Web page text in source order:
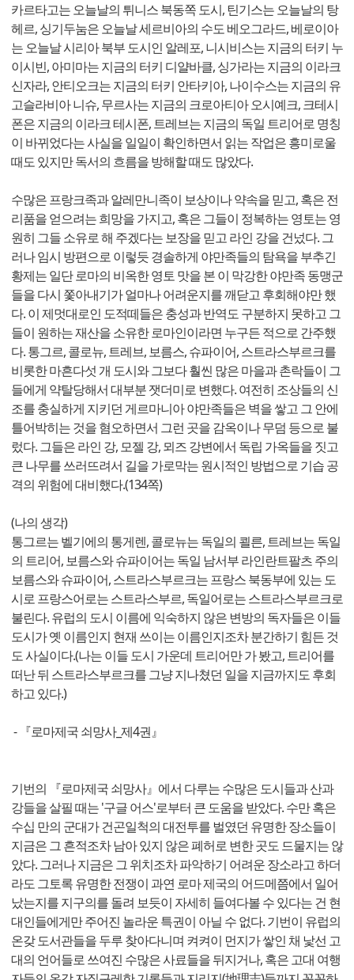
카르타고는 오늘날의 튀니스 북동쪽 도시, 틴기스는 오늘날의 탕
헤르, 싱기두눔은 오늘날 세르비아의 수도 베오그라드, 베로이아
는 오늘날 시리아 북부 도시인 알레포, 니시비스는 지금의 터키 누
이시빈, 아미마는 지금의 터키 디얄바클, 싱가라는 지금의 이라크
신자라, 안티오크는 지금의 터키 안타키아, 나이수스는 지금의 유
고슬라비아 니슈, 무르사는 지금의 크로아티아 오시예크, 크테시
폰은 지금의 이라크 테시폰, 트레브는 지금의 독일 트리어로 명칭
이 바뀌었다는 사실을 일일이 확인하면서 읽는 작업은 흥미로울
때도 있지만 독서의 흐름을 방해할 때도 많았다.
수많은 프랑크족과 알레만니족이 보상이나 약속을 믿고, 혹은 전
리품을 얻으려는 희망을 가지고, 혹은 그들이 정복하는 영토는 영
원히 그들 소유로 해 주겠다는 보장을 믿고 라인 강을 건넜다. 그
러나 임시 방편으로 이렇듯 경솔하게 야만족들의 탐욕을 부추긴
황제는 일단 로마의 비옥한 영토 맛을 본 이 막강한 야만족 동맹군
들을 다시 쫓아내기가 얼마나 어려운지를 깨닫고 후회해야만 했
다. 이 제멋대로인 도적떼들은 충성과 반역도 구분하지 못하고 그
들이 원하는 재산을 소유한 로마인이라면 누구든 적으로 간주했
다. 통그르, 콜로뉴, 트레브, 보름스, 슈파이어, 스트라스부르크를
비롯한 마흔다섯 개 도시와 그보다 훨씬 많은 마을과 촌락들이 그
들에게 약탈당해서 대부분 잿더미로 변했다. 여전히 조상들의 신
조를 충실하게 지키던 게르마니아 야만족들은 벽을 쌓고 그 안에
틀어박히는 것을 혐오하면서 그런 곳을 감옥이나 무덤 등으로 불
렀다. 그들은 라인 강, 모젤 강, 뫼즈 강변에서 독립 가옥들을 짓고
큰 나무를 쓰러뜨려서 길을 가로막는 원시적인 방법으로 기습 공
격의 위험에 대비했다.(134쪽)
(나의 생각)
통그르는 벨기에의 통게렌, 콜로뉴는 독일의 쾰른, 트레브는 독일
의 트리어, 보름스와 슈파이어는 독일 남서부 라인란트팔츠 주의
보름스와 슈파이어, 스트라스부르크는 프랑스 북동부에 있는 도
시로 프랑스어로는 스트라스부르, 독일어로는 스트라스부르크로
불린다. 유럽의 도시 이름에 익숙하지 않은 변방의 독자들은 이들
도시가 옛 이름인지 현재 쓰이는 이름인지조차 분간하기 힘든 것
도 사실이다.(나는 이들 도시 가운데 트리어만 가 봤고, 트리어를
떠난 뒤 스트라스부르크를 그냥 지나쳤던 일을 지금까지도 후회
하고 있다.)
- 『로마제국 쇠망사_제4권』
기번의 『로마제국 쇠망사』에서 다루는 수많은 도시들과 산과
강들을 살필 때는 '구글 어스'로부터 큰 도움을 받았다. 수만 혹은
수십 만의 군대가 건곤일척의 대전투를 벌였던 유명한 장소들이
지금은 그 흔적조차 남아 있지 않은 폐허로 변한 곳도 드물지는 않
았다. 그러나 지금은 그 위치조차 파악하기 어려운 장소라고 하더
라도 그토록 유명한 전쟁이 과연 로마 제국의 어드메쯤에서 일어
났는지를 지구의를 돌려 보듯이 자세히 들여다볼 수 있다는 건 현
대인들에게만 주어진 놀라운 특권이 아닐 수 없다. 기번이 유럽의
온갖 도서관들을 두루 찾아다니며 켜켜이 먼지가 쌓인 채 낯선 고
대의 언어들로 쓰여진 수많은 사료들을 뒤지거나, 혹은 고대 여행